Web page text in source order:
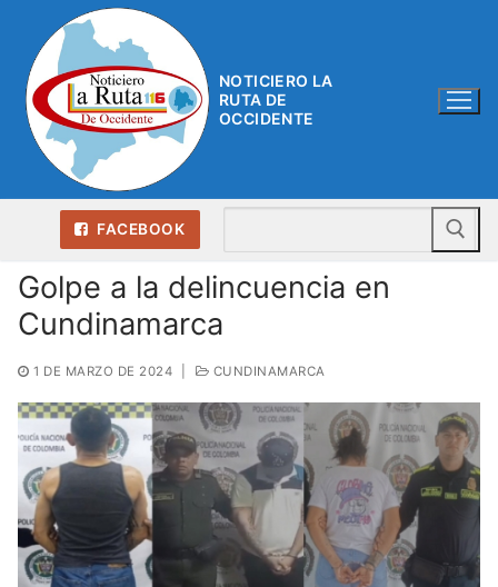
contenido
NOTICIERO LA
RUTA DE
OCCIDENTE
FACEBOOK
Golpe a la delincuencia en
Cundinamarca
1 DE MARZO DE 2024 CUNDINAMARCA